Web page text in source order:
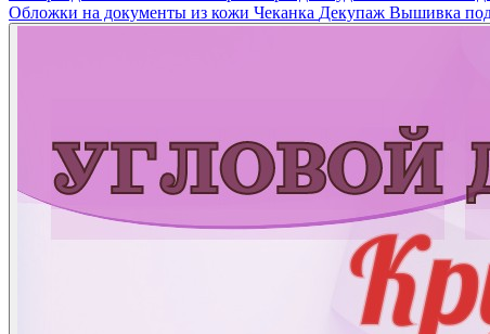
Обложки на документы из кожи Чеканка Декупаж Вышивка